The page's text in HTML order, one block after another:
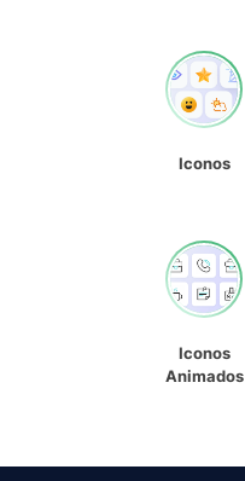
Iconos
Iconos
Animados